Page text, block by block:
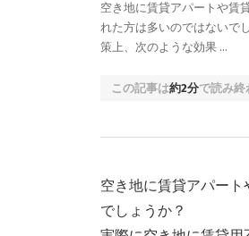
空き地に賃貸アパートや賃
れた方は多いのではないで
策上、次のような効果 …
この記事は約2分で読み終
空き地に賃貸アパー
でしょうか？